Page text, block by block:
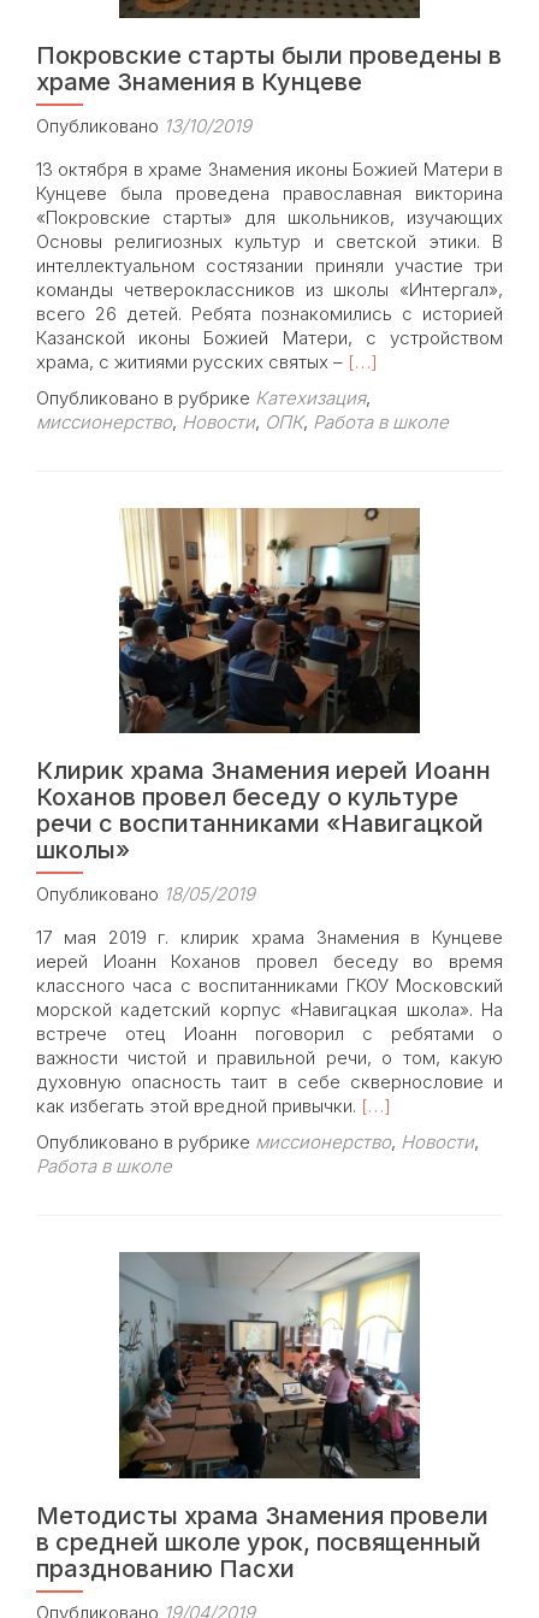
Покровские старты были проведены в
храме Знамения в Кунцеве
Опубликовано 13/10/2019
13 октября в храме Знамения иконы Божией Матери в
Кунцеве была проведена православная викторина
«Покровские старты» для школьников, изучающих
Основы религиозных культур и светской этики. В
интеллектуальном состязании приняли участие три
команды четвероклассников из школы «Интергал»,
всего 26 детей. Ребята познакомились с историей
Казанской иконы Божией Матери, с устройством
храма, с житиями русских святых – Read
about
Покровские
проведены
храме
Знамения
в
Кунцеве
[…]
Опубликовано в рубрике Катехизация,
миссионерство, Новости, ОПК, Работа в школе
Клирик храма Знамения иерей Иоанн
Коханов провел беседу о культуре
речи с воспитанниками «Навигацкой
школы»
Опубликовано 18/05/2019
17 мая 2019 г. клирик храма Знамения в Кунцеве
иерей Иоанн Коханов провел беседу во время
классного часа с воспитанниками ГКОУ Московский
морской кадетский корпус «Навигацкая школа». На
встрече отец Иоанн поговорил с ребятами о
важности чистой и правильной речи, о том, какую
духовную опасность таит в себе сквернословие и
как избегать этой вредной привычки. Read
about
иерей
Иоанн
Коханов
провел
беседу
о
культуре
речи
с
воспитанниками
школы»
[…]
Опубликовано в рубрике миссионерство, Новости,
Работа в школе
Методисты храма Знамения провели
в средней школе урок, посвященный
празднованию Пасхи
Опубликовано 19/04/2019